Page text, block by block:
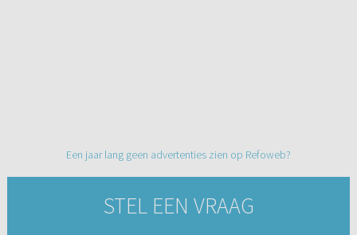
Een jaar lang geen advertenties zien op Refoweb?
STEL EEN VRAAG